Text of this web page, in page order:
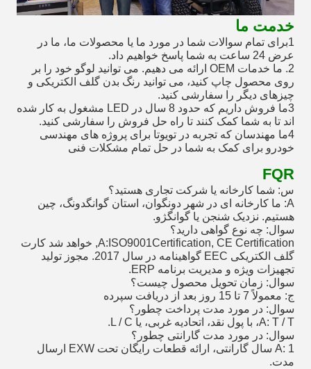
خدمت ما
1برای تمام سوالات شما در مورد ما یا محصولات ما، ما در
عرض 24 ساعت به شما پاسخ خواهیم داد.
2. ما خدمات OEM ارائه می دهیم. می توانید لوگو خود را بر
روی محصول چاپ کنید، می توانید رنگ بدن گلف الکتریکی و
چیزهای دیگر را سفارشی کنید.
3ما فروش داریم که حدود 8 سال در LED مشغول به کار شده
اند تا به شما کمک کنند تا راه حل فروش را سفارشی کنید.
4ما مهندسان که تجربه در تویوتا برای پروژه های مهندسی
خودرو برای کمک به شما در حل تمام مشکلات فنی
FQR
س: شما کارخانه یا شرکت تجاری هستید؟
A: ما کارخانه ای در شهر دونگوان، استان گوانگدونگ، چین
هستیم. نزدیک شنجن یا گوانگژو.
سوال: چه نوع گواهی دارید؟
A:ISO9001Certification, CE Certification, خواهد شد کارت
گلف الکتریکی EEC گواهینامه در سال 2017. مجوز تولید
تجهیزات ویژه و مدیریت برنامه ERP.
سوال: زمان تحویل محصول چیست؟
ج: معمولاً 7 تا 15 روز بعد از دریافت سپرده
سوال: در مورد مدت پرداخت چطور؟
A: T / T، با پول نقد، اتحادیه غربی، یا L / C.
سوال: در مورد مدت گارانتی چطور؟
A: 1 سال گارانتی، ارائه قطعات رایگان تحت EXW ارسال
مدت.